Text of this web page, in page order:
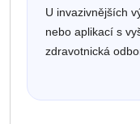
U invazivnějších
nebo aplikací s
zdravotnická